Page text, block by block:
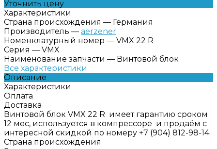
Уточнить цену
Характеристики
Страна происхождения — Германия
Производитель — aerzener
Номенклатурный номер — VMX 22 R
Серия — VMX
Наименование запчасти — Винтовой блок
Все характеристики
Описание
Характеристики
Оплата
Доставка
Винтовой блок VMX 22 R имеет гарантию сроком
12 мес, используется в компрессоре и продаём с
интересной скидкой по номеру +7 (904) 812-98-14.
Страна происхождения